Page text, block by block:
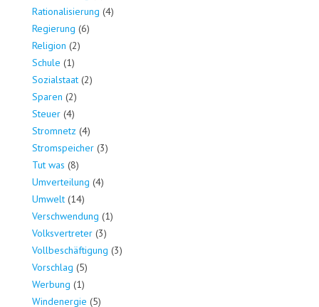
Rationalisierung (4)
Regierung (6)
Religion (2)
Schule (1)
Sozialstaat (2)
Sparen (2)
Steuer (4)
Stromnetz (4)
Stromspeicher (3)
Tut was (8)
Umverteilung (4)
Umwelt (14)
Verschwendung (1)
Volksvertreter (3)
Vollbeschäftigung (3)
Vorschlag (5)
Werbung (1)
Windenergie (5)